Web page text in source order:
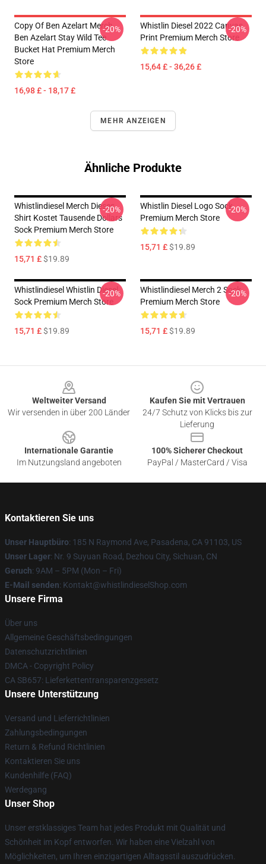
Copy Of Ben Azelart Merch
Ben Azelart Stay Wild Tee
Bucket Hat Premium Merch
Store
16,98 £ - 18,17 £
-20%
Whistlin Diesel 2022 Canvas
Print Premium Merch Store
15,64 £ - 36,26 £
-20%
MEHR ANZEIGEN
Ähnliche Produkte
Whistlindiesel Merch Dieses
Shirt Kostet Tausende Dollars
Sock Premium Merch Store
15,71 £$19.89
-20%
Whistlin Diesel Logo Sock
Premium Merch Store
15,71 £$19.89
-20%
Whistlindiesel Whistlin Diesel
Sock Premium Merch Store
15,71 £$19.89
-20%
Whistlindiesel Merch 2 Sock
Premium Merch Store
15,71 £$19.89
-20%
Weltweiter Versand
Wir versenden in über 200 Länder
Kaufen Sie mit Vertrauen
24/7 Schutz von Klicks bis zur
Lieferung
Internationale Garantie
Im Nutzungsland angeboten
100% Sicherer Checkout
PayPal / MasterCard / Visa
Kontaktieren Sie uns
Unser Hauptbüro: 185 N Raymond Ave, Pasadena, CA 91103, US
Unser Lager: Nr. 9 Suyuan Road, Dezhou City, Sichuan, CN
Geruch: 9AM – 5PM (Mon – Fri)
E-Mail senden: Kontakt@whistlindieselShop.com
Unsere Firma
Über uns
Allgemeine Geschäftsbedingungen
Datenschutzrichtlinien
DMCA - Copyright Policy
CA SB657: Lieferkettentransparenzgesetz
Unsere Unterstützung
Versand und Lieferrichtlinien
Zahlungsbedingungen
Return & Refund Richtlinien
Kontaktieren Sie uns
Kundenhilfe (FAQ)
Werdegang
Unser Shop
Unser erstklassiges Team hat jedes Produkt mit Qualität und
Schönheit im Kopf entworfen. Wir haben eine Vielzahl von
Möglichkeiten, um Ihren einzigartigen Alltagsstil auszudrücken.